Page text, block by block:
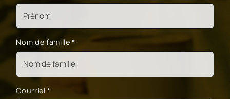
Nom de famille*
Courriel*